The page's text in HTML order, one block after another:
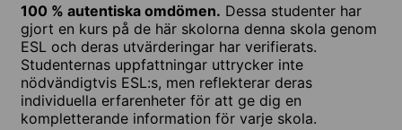
100 % autentiska omdömen. Dessa studenter har
gjort en kurs på de här skolorna denna skola genom
ESL och deras utvärderingar har verifierats.
Studenternas uppfattningar uttrycker inte
nödvändigtvis ESL:s, men reflekterar deras
individuella erfarenheter för att ge dig en
kompletterande information för varje skola.